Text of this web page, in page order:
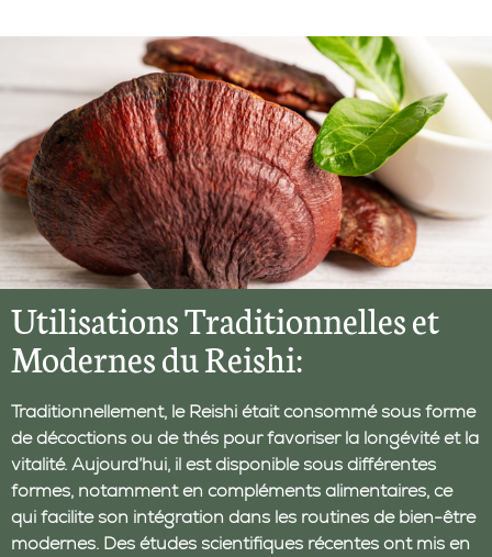
Utilisations Traditionnelles et
Modernes du Reishi:
Traditionnellement, le Reishi était consommé sous forme
de décoctions ou de thés pour favoriser la longévité et la
vitalité. Aujourd’hui, il est disponible sous différentes
formes, notamment en compléments alimentaires, ce
qui facilite son intégration dans les routines de bien-être
modernes. Des études scientifiques récentes ont mis en